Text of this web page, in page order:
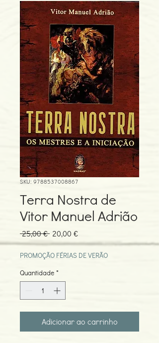
SKU: 9788537008867
Terra Nostra de
Vitor Manuel Adrião
25,00 € Preço
normal
20,00 €Preço
promocional
PROMOÇÃO FÉRIAS DE VERÃO
Quantidade *
Adicionar ao carrinho